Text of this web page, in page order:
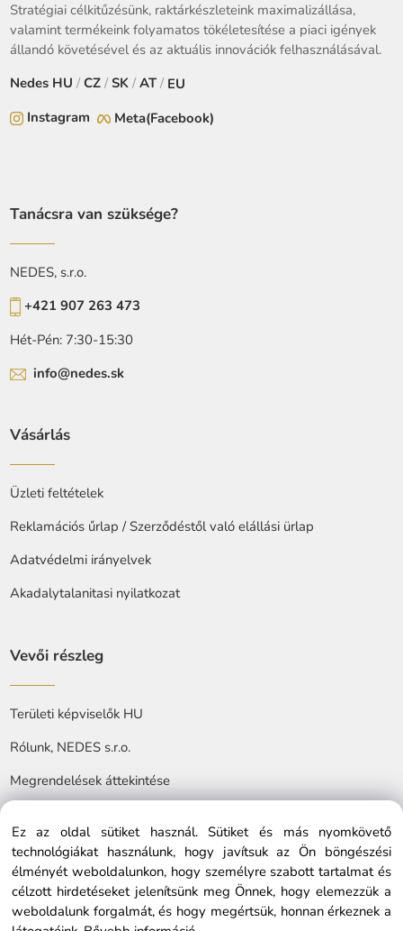
Stratégiai célkitűzésünk, raktárkészleteink maximalizállása,
valamint termékeink folyamatos tökéletesítése a piaci igények
állandó követésével és az aktuális innovációk felhasználásával.
Nedes HU /CZ /SK / AT/ EU
Instagram
Meta(Facebook)
Tanácsra van szüksége?
NEDES, s.r.o.
+421 907 263 473
Hét-Pén: 7:30-15:30
info@nedes.sk
Vásárlás
Üzleti feltételek
Reklamációs űrlap / Szerződéstől való elállási ürlap
Adatvédelmi irányelvek
Akadalytalanitasi nyilatkozat
Vevői részleg
Területi képviselők HU
Rólunk, NEDES s.r.o.
Megrendelések áttekintése
© Copyright © 2025 nedes.hu, All rights reserved
Ez az oldal sütiket használ. Sütiket és más nyomkövető
technológiákat használunk, hogy javítsuk az Ön böngészési
élményét weboldalunkon, hogy személyre szabott tartalmat és
célzott hirdetéseket jelenítsünk meg Önnek, hogy elemezzük a
weboldalunk forgalmát, és hogy megértsük, honnan érkeznek a